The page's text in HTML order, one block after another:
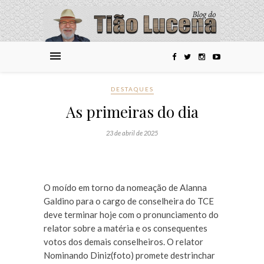
DESTAQUES
As primeiras do dia
23 de abril de 2025
O moído em torno da nomeação de Alanna
Galdino para o cargo de conselheira do TCE
deve terminar hoje com o pronunciamento do
relator sobre a matéria e os consequentes
votos dos demais conselheiros. O relator
Nominando Diniz(foto) promete destrinchar